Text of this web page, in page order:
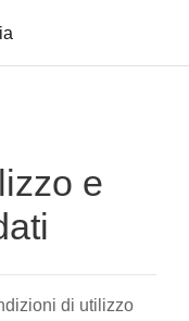
e
di utilizzo